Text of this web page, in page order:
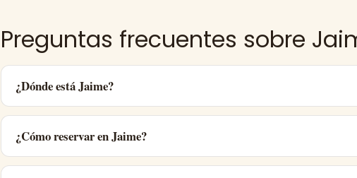
Preguntas frecuentes sobre
¿Dónde está Jaime?
¿Cómo reservar en Jaime?